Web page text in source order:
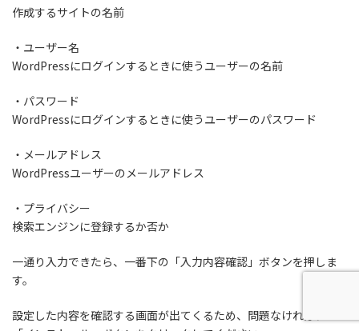
作成するサイトの名前
・ユーザー名
WordPressにログインするときに使うユーザーの名前
・パスワード
WordPressにログインするときに使うユーザーのパスワード
・メールアドレス
WordPressユーザーのメールアドレス
・プライバシー
検索エンジンに登録するか否か
一通り入力できたら、一番下の「入力内容確認」ボタンを押しま
す。
設定した内容を確認する画面が出てくるため、問題なければ、